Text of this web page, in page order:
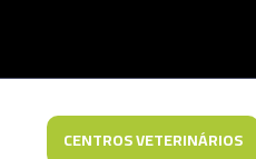
CENTROS VETERINÁRIOS